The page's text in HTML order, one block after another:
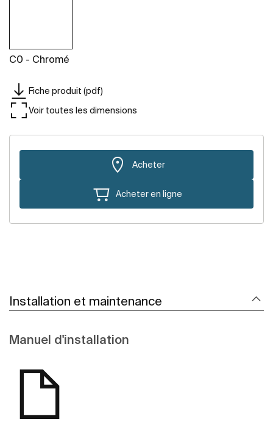
C0 - Chromé
Fiche produit (pdf)
Voir toutes les dimensions
Acheter
Acheter en ligne
Installation et maintenance
Manuel d'installation